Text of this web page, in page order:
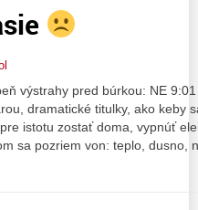
výstrahy pred búrkou: NE
dramatické titulky, ako keby
istotu zostať doma, vypnúť
sa pozriem von: teplo, dusno,